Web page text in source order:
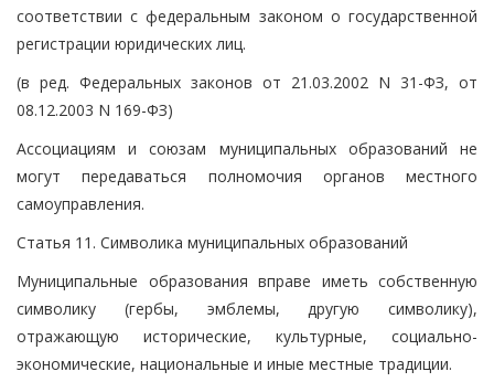
соответствии с федеральным законом о государственной
регистрации юридических лиц.
(в ред. Федеральных законов от 21.03.2002 N 31-ФЗ, от
08.12.2003 N 169-ФЗ)
Ассоциациям и союзам муниципальных образований не
могут передаваться полномочия органов местного
самоуправления.
Статья 11. Символика муниципальных образований
Муниципальные образования вправе иметь собственную
символику (гербы, эмблемы, другую символику),
отражающую исторические, культурные, социально-
экономические, национальные и иные местные традиции.